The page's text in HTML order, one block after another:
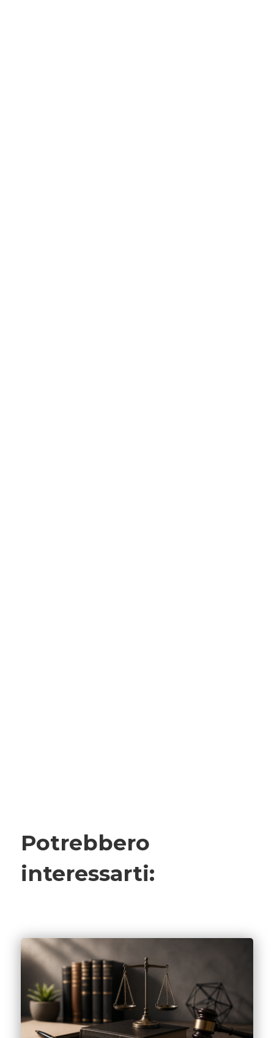
Potrebbero
interessarti: